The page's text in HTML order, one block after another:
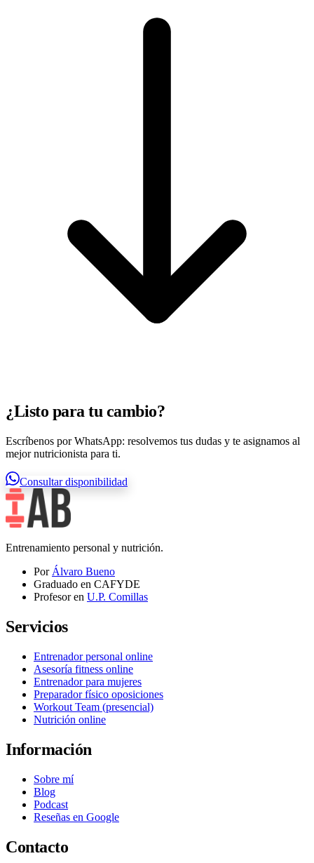
¿Listo para tu cambio?
Escríbenos por WhatsApp: resolvemos tus dudas y te asignamos al
mejor nutricionista para ti.
Consultar disponibilidad
Entrenamiento personal y nutrición.
Por Álvaro Bueno
Graduado en CAFYDE
Profesor en U.P. Comillas
Servicios
Entrenador personal online
Asesoría fitness online
Entrenador para mujeres
Preparador físico oposiciones
Workout Team (presencial)
Nutrición online
Información
Sobre mí
Blog
Podcast
Reseñas en Google
Contacto